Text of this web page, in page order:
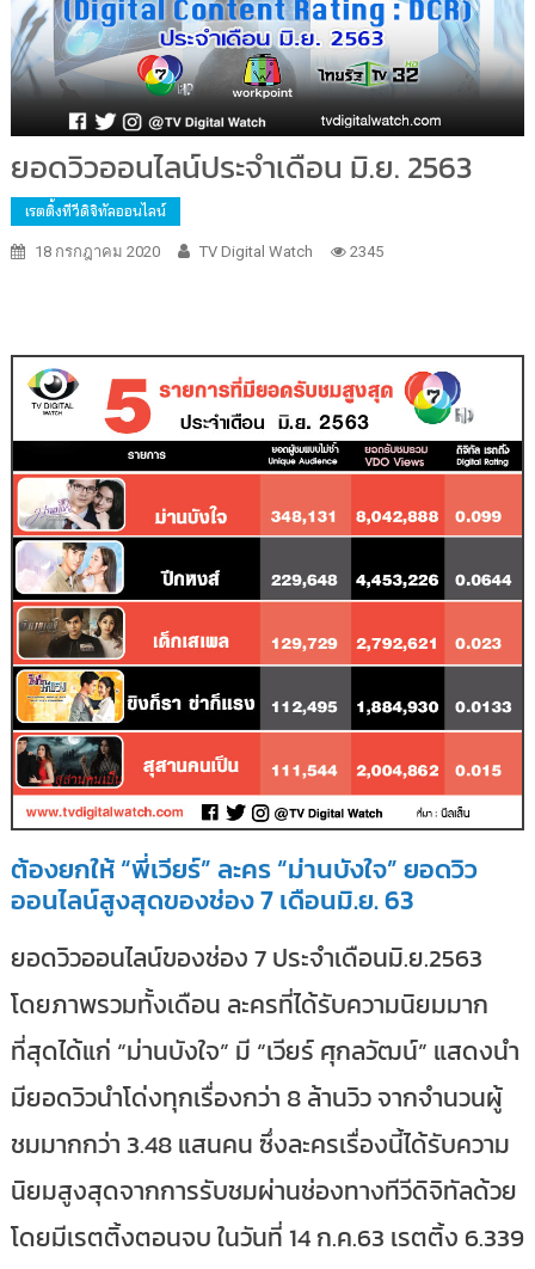
ยอดวิวออนไลน์ประจำเดือน มิ.ย. 2563
เรตติ้งทีวีดิจิทัลออนไลน์
18 กรกฎาคม 2020 TV Digital Watch 2345
ต้องยกให้ “พี่เวียร์” ละคร “ม่านบังใจ” ยอดวิว
ออนไลน์สูงสุดของช่อง 7 เดือนมิ.ย. 63
ยอดวิวออนไลน์ของช่อง 7 ประจำเดือนมิ.ย.2563
โดยภาพรวมทั้งเดือน ละครที่ได้รับความนิยมมาก
ที่สุดได้แก่ “ม่านบังใจ” มี “เวียร์ ศุกลวัฒน์” แสดงนำ
มียอดวิวนำโด่งทุกเรื่องกว่า 8 ล้านวิว จากจำนวนผู้
ชมมากกว่า 3.48 แสนคน ซึ่งละครเรื่องนี้ได้รับความ
นิยมสูงสุดจากการรับชมผ่านช่องทางทีวีดิจิทัลด้วย
โดยมีเรตติ้งตอนจบ ในวันที่ 14 ก.ค.63 เรตติ้ง 6.339